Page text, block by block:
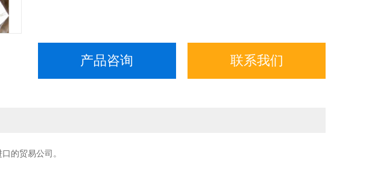
产品咨询 联系我们
的贸易公司。